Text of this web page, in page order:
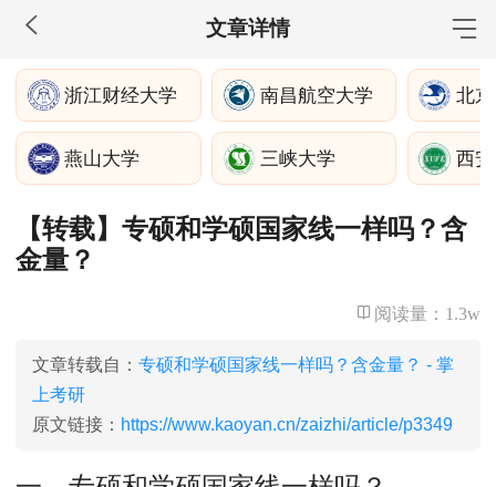
文章详情
MBA工商管理
院校库 考试报名 招生政策 学制学费
报名流程
考试真题
报考经验 招生简章
MEM工程管理
院校库
MPA公共管理
院校库
浙江财经大学 南昌航空大学
燕山大学 三峡大学 西
【转载】专硕和学硕国家线一样吗？含
金量？
阅读量： 1.3w
文章转载自： 专硕和学硕国家线一样吗？含金量？ - 掌
上考研
原文链接： https://www.kaoyan.cn/zaizhi/article/p3349